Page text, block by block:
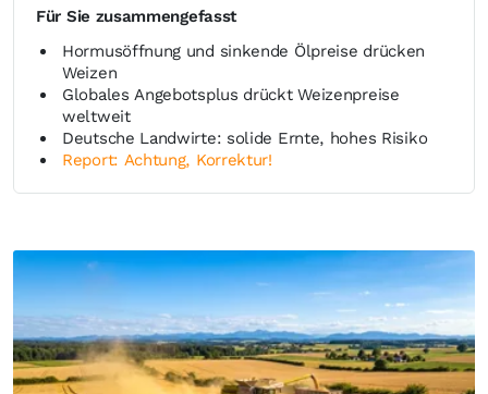
Für Sie zusammengefasst
Hormusöffnung und sinkende Ölpreise drücken
Weizen
Globales Angebotsplus drückt Weizenpreise
weltweit
Deutsche Landwirte: solide Ernte, hohes Risiko
Report: Achtung, Korrektur!